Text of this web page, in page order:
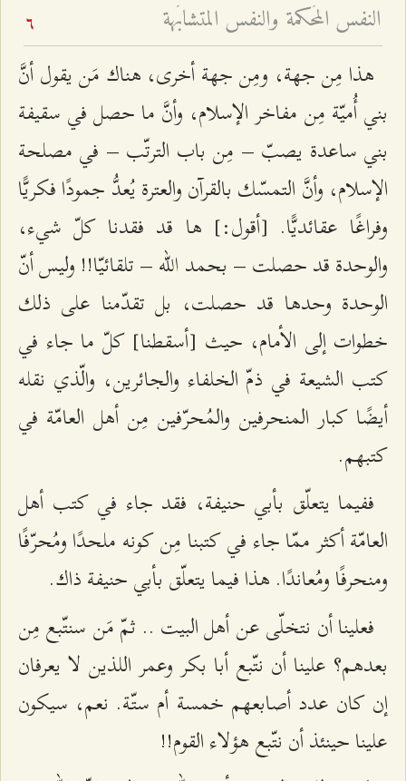
النفس المُحكمة والنفس المتشابَهة 6
هذا مِن جهة، ومِن جهة أخرى، هناك مَن يقول أنَّ
بني أُميّة مِن مفاخر الإسلام، وأنَّ ما حصل في سقيفة
بني ساعدة يصبّ – مِن باب الترتّب – في مصلحة
الإسلام، وأنَّ التمسّك بالقرآن والعترة يُعدُّ جمودًا فكريًّا
وفراغًا عقائديًّا. [أقول:] ها قد فقدنا كلّ شيء،
والوحدة قد حصلت – بحمد الله – تلقائيّا!! وليس أنّ
الوحدة وحدها قد حصلت، بل تقدّمنا على ذلك
خطوات إلى الأمام، حيث [أسقطنا] كلّ ما جاء في
كتب الشيعة في ذمّ الخلفاء والجائرين، والّذي نقله
أيضًا كبار المنحرفين والمُحرّفين مِن أهل العامّة في
كتبهم.
ففيما يتعلّق بأبي حنيفة، فقد جاء في كتب أهل
العامّة أكثر ممّا جاء في كتبنا مِن كونه ملحدًا ومُحرّفًا
ومنحرفًا ومُعاندًا. هذا فيما يتعلّق بأبي حنيفة ذاك.
فعلينا أن نتخلّى عن أهل البيت .. ثمّ مَن سنتّبع مِن
بعدهم؟ علينا أن نتّبع أبا بكر وعمر اللذين لا يعرفان
إن كان عدد أصابعهم خمسة أم ستّة. نعم، سيكون
علينا حينئذ أن نتّبع هؤلاء القوم!!